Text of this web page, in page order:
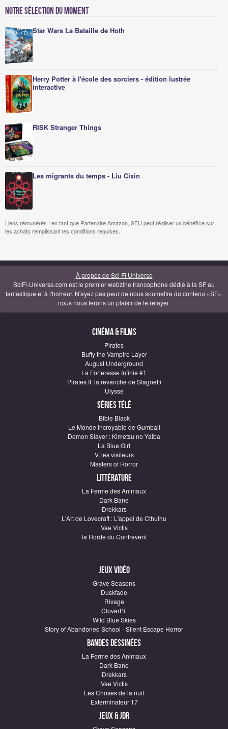
Notre sélection du moment
Star Wars La Bataille de Hoth
Herry Potter à l'école des sorciers - édition lustrée
interactive
RISK Stranger Things
Les migrants du temps - Liu Cixin
Liens rémunérés : en tant que Partenaire Amazon, SFU peut réaliser un bénéfice sur
les achats remplissant les conditions requises.
À propos de Sci Fi Universe
SciFi-Universe.com est le premier webzine francophone dédié à la SF au
fantastique et à l'horreur. N'ayez pas peur de nous soumettre du contenu «SF»,
nous nous ferons un plaisir de le relayer.
Cinéma & Films
Pirates
Buffy the Vampire Layer
August Underground
La Forteresse Infinie #1
Pirates II: la revanche de Stagnetti
Ulysse
Séries télé
Bible Black
Le Monde incroyable de Gumball
Demon Slayer : Kimetsu no Yaiba
La Blue Girl
V, les visiteurs
Masters of Horror
Littérature
La Ferme des Animaux
Dark Bane
Drekkars
L'Art de Lovecraft : L'appel de Cthulhu
Vae Victis
la Horde du Contrevent
Jeux vidéo
Grave Seasons
Duskfade
Rivage
CloverPit
Wild Blue Skies
Story of Abandoned School - Silent Escape Horror
Bandes dessinées
La Ferme des Animaux
Dark Bane
Drekkars
Vae Victis
Les Choses de la nuit
Exterminateur 17
Jeux & JDR